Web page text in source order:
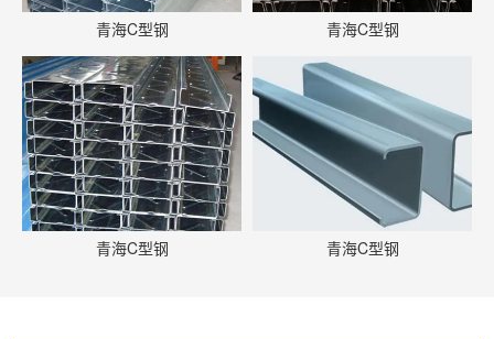
青海C型钢 青海C型钢
青海C型钢 青海C型钢